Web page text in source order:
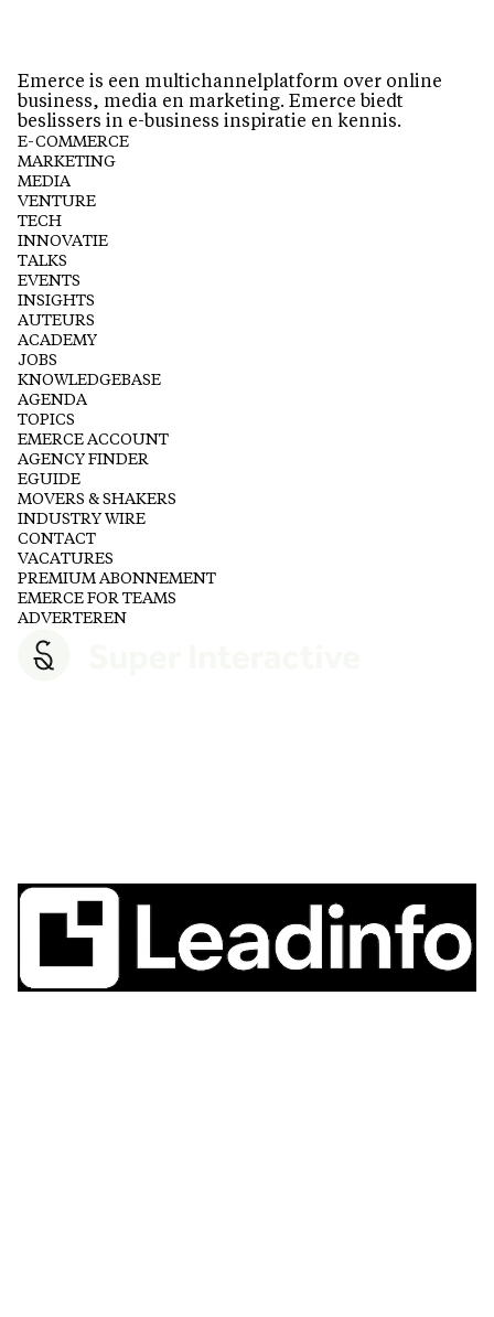
Emerce is een multichannelplatform over online
business, media en marketing. Emerce biedt
beslissers in e-business inspiratie en kennis.
E-COMMERCE
MARKETING
MEDIA
VENTURE
TECH
INNOVATIE
TALKS
EVENTS
INSIGHTS
AUTEURS
ACADEMY
JOBS
KNOWLEDGEBASE
AGENDA
TOPICS
EMERCE ACCOUNT
AGENCY FINDER
EGUIDE
MOVERS & SHAKERS
INDUSTRY WIRE
CONTACT
VACATURES
PREMIUM ABONNEMENT
EMERCE FOR TEAMS
ADVERTEREN